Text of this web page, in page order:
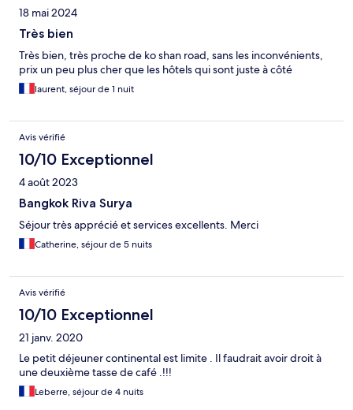
18 mai 2024
Très bien
Très bien, très proche de ko shan road, sans les inconvénients,
prix un peu plus cher que les hôtels qui sont juste à côté
laurent, séjour de 1 nuit
Avis vérifié
10/10 Exceptionnel
4 août 2023
Bangkok Riva Surya
Séjour très apprécié et services excellents. Merci
Catherine, séjour de 5 nuits
Avis vérifié
10/10 Exceptionnel
21 janv. 2020
Le petit déjeuner continental est limite . Il faudrait avoir droit à
une deuxième tasse de café .!!!
Leberre, séjour de 4 nuits